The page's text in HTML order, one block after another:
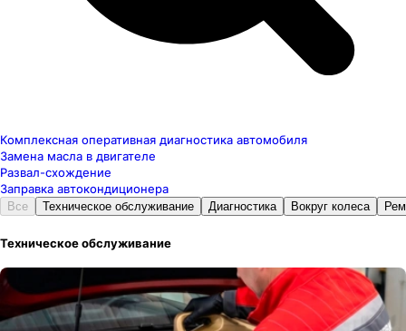
Комплексная оперативная диагностика автомобиля
Замена масла в двигателе
Развал-схождение
Заправка автокондиционера
Все Техническое обслуживание Диагностика Вокруг колеса
Техническое обслуживание